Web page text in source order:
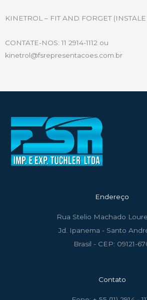
KINETROL – FIT AND FORGET
CONTATE-NOS: 11 2914-1112 ou
kinetrol@fsrepresentacoes.com.br
Endereço
Rua Stelio Machado
Jd. Ipanema - Santo
Brasil - CEP: 09121-
Contato